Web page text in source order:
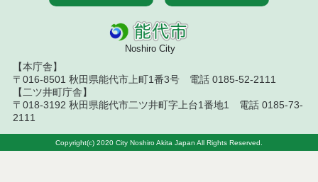
Noshiro City
【本庁舎】
〒016-8501 秋田県能代市上町1番3号 電話 0185-52-2111
【二ツ井町庁舎】
〒018-3192 秋田県能代市二ツ井町字上台1番地1 電話 0185-73-
2111
Copyright(c) 2020 City Noshiro Akita Japan All Rights Reserved.